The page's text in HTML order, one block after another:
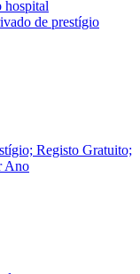
hospital
de prestígio
Registo Gratuito;
Ano